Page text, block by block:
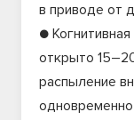
в приводе от
●
открыто
распыление